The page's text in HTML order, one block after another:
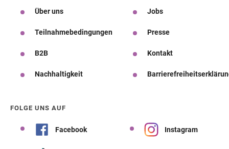
Über uns Jobs
Teilnahmebedingungen Presse
B2B Kontakt
Nachhaltigkeit
FOLGE UNS AUF
Facebook Instagram